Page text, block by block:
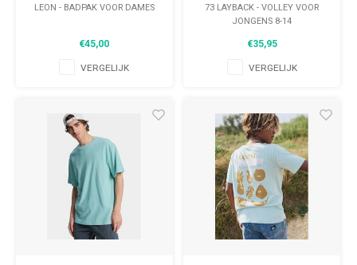
LEON - BADPAK VOOR DAMES
€45,00
VERGELIJK
73 LAYBACK - VOLLEY VOOR
JONGENS 8-14
€35,95
VERGELIJK